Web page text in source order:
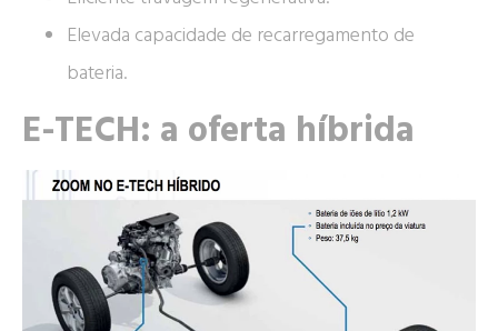
Elevada capacidade de recarregamento de
bateria.
E-TECH: a oferta híbrida